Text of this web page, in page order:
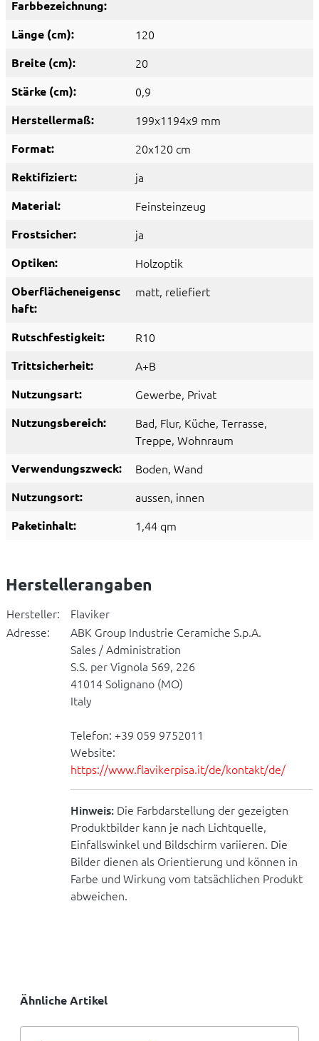
Farbbezeichnung:
Länge (cm):
120
Breite (cm): 20
Stärke (cm): 0,9
Herstellermaß: 199x1194x9 mm
Format: 20x120 cm
Rektifiziert: ja
Material: Feinsteinzeug
Frostsicher: ja
Optiken: Holzoptik
Oberflächeneigensc
haft:
matt, reliefiert
Rutschfestigkeit: R10
Trittsicherheit: A+B
Nutzungsart: Gewerbe, Privat
Nutzungsbereich: Bad, Flur, Küche, Terrasse,
Treppe, Wohnraum
Verwendungszweck: Boden, Wand
Nutzungsort: aussen, innen
Paketinhalt: 1,44 qm
Herstellerangaben
Hersteller:
Flaviker
Adresse:
ABK Group Industrie Ceramiche S.p.A.
Sales / Administration
S.S. per Vignola 569, 226
41014 Solignano (MO)
Italy
Telefon: +39 059 9752011
Website:
https://www.flavikerpisa.it/de/kontakt/de/
Hinweis: Die Farbdarstellung der gezeigten
Produktbilder kann je nach Lichtquelle,
Einfallswinkel und Bildschirm variieren. Die
Bilder dienen als Orientierung und können in
Farbe und Wirkung vom tatsächlichen Produkt
abweichen.
Ähnliche Artikel